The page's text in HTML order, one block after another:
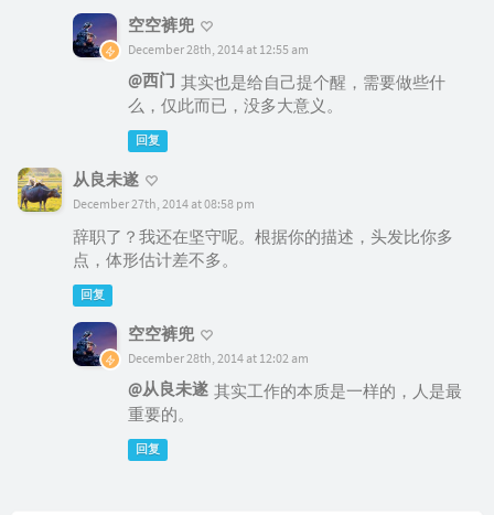
空空裤兜
December 28th, 2014 at 12:55 am
@西门 其实也是给自己提个醒，需要做些什
么，仅此而已，没多大意义。
回复
从良未遂
December 27th, 2014 at 08:58 pm
辞职了？我还在坚守呢。根据你的描述，头发比你多
点，体形估计差不多。
回复
空空裤兜
December 28th, 2014 at 12:02 am
@从良未遂 其实工作的本质是一样的，人是最
重要的。
回复